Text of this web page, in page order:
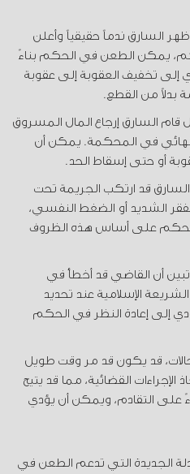
السارق ندماً حقيقياً وأعلن
يمكن الطعن في الحكم بناءً
إلى تخفيف العقوبة إلى عقوبة
بدلاً من القطع.
قام السارق إرجاع المال المسروق
النهائي في المحكمة. يمكن أن
أو حتى إسقاط الحد.
قد ارتكب الجريمة تحت
الشديد أو الضغط النفسي،
على أساس هذه الظروف
تبين أن القاضي قد أخطأ في
الإسلامية عند تحديد
إلى إعادة النظر في الحكم
قد يكون قد مر وقت طويل
القضائية، مما قد يتيح
التقادم، ويمكن أن يؤدي
الجديدة التي تدعم الطعن في